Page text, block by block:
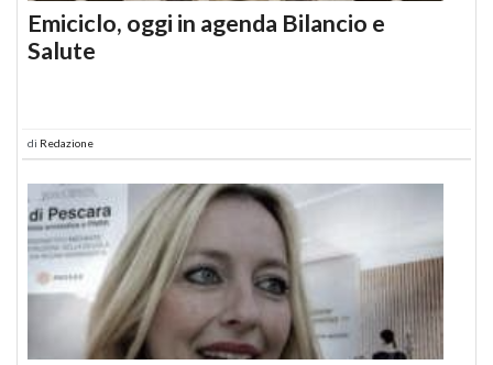
Emiciclo, oggi in agenda Bilancio e
Salute
di Redazione